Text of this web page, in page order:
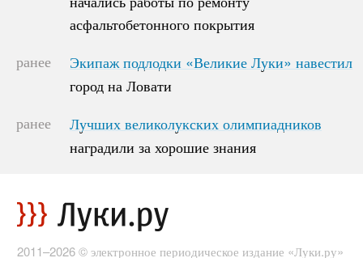
асфальтобетонного покрытия
асфальтобетонного покрытия
ранее
Экипаж подлодки «Великие Луки» навестил
город на Ловати
Экипаж подлодки «Великие Луки» навестил
город на Ловати
ранее
Лучших великолукских олимпиадников
наградили за хорошие знания
Лучших великолукских олимпиадников
наградили за хорошие знания
2011–2026 © электронное периодическое издание «Луки.ру»